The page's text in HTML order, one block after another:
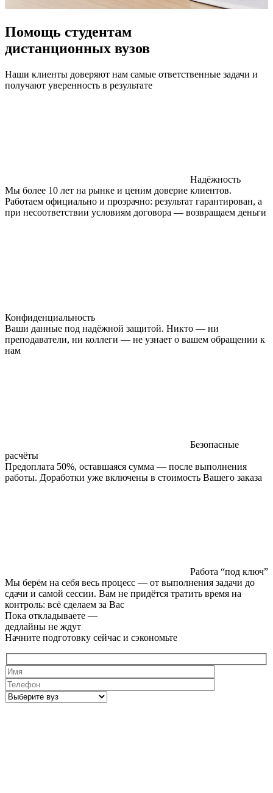
Помощь студентам
дистанционных вузов
Наши клиенты доверяют нам самые ответственные задачи и
получают уверенность в результате
Надёжность
Мы более 10 лет на рынке и ценим доверие клиентов.
Работаем официально и прозрачно: результат гарантирован, а
при несоответствии условиям договора — возвращаем деньги
Конфиденциальность
Ваши данные под надёжной защитой. Никто — ни
преподаватели, ни коллеги — не узнает о вашем обращении к
нам
Безопасные
расчёты
Предоплата 50%, оставшаяся сумма — после выполнения
работы. Доработки уже включены в стоимость Вашего заказа
Работа “под ключ”
Мы берём на себя весь процесс — от выполнения задачи до
сдачи и самой сессии. Вам не придётся тратить время на
контроль: всё сделаем за Вас
Пока откладываете —
дедлайны не ждут
Начните подготовку сейчас и сэкономьте